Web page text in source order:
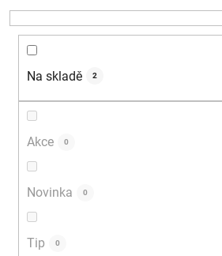
k
Na skladě 2
Akce 0
Novinka 0
Tip 0